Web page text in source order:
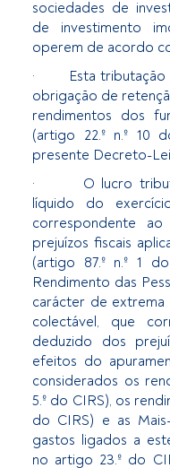
sociedades de
de investimento
operem de acordo
· Esta tributação
obrigação de
rendimentos dos
(artigo 22.º n.º 10
presente Decreto-
· O lucro
líquido do
correspondente
prejuízos fiscais
(artigo 87.º n.º 1
Rendimento das
carácter de extrema
colectável, que
deduzido dos
efeitos do
considerados os
5.º do CIRS), os
do CIRS) e as
gastos ligados a
no artigo 23.º do